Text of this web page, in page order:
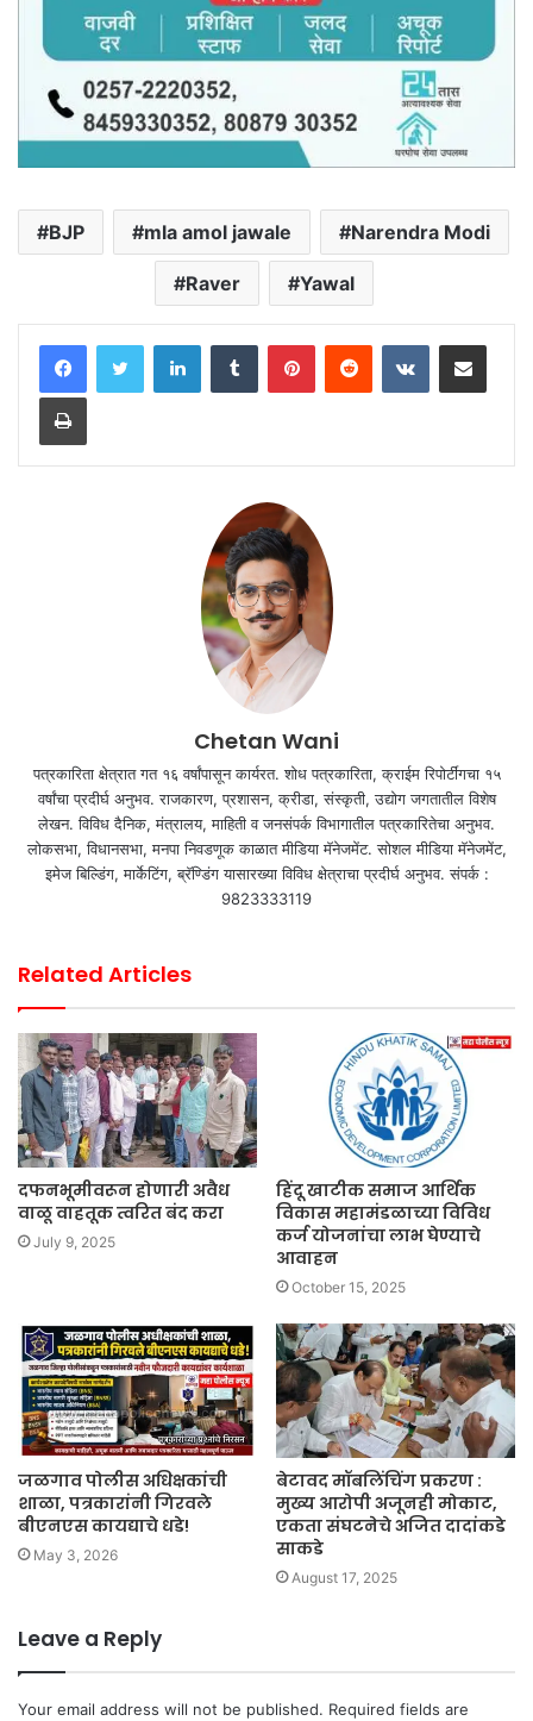
BJP mla amol jawale Narendra Modi
Raver Yawal
LinkedInTumblr PinterestReddit VKontakteShare via Email
Print
Chetan Wani
पत्रकारिता क्षेत्रात गत १६ वर्षांपासून कार्यरत. शोध पत्रकारिता, क्राईम रिपोर्टींगचा १५
वर्षांचा प्रदीर्घ अनुभव. राजकारण, प्रशासन, क्रीडा, संस्कृती, उद्योग जगतातील विशेष
लेखन. विविध दैनिक, मंत्रालय, माहिती व जनसंपर्क विभागातील पत्रकारितेचा अनुभव.
लोकसभा, विधानसभा, मनपा निवडणूक काळात मीडिया मॅनेजमेंट. सोशल मीडिया मॅनेजमेंट,
इमेज बिल्डिंग, मार्केटिंग, ब्रॅण्डिंग यासारख्या विविध क्षेत्राचा प्रदीर्घ अनुभव. संपर्क :
9823333119
Related Articles
दफनभूमीवरून होणारी अवैध
वाळू वाहतूक त्वरित बंद करा
July 9, 2025
हिंदू खाटीक समाज आर्थिक
विकास महामंडळाच्या विविध
कर्ज योजनांचा लाभ घेण्याचे
आवाहन
October 15, 2025
जळगाव पोलीस अधिक्षकांची
शाळा, पत्रकारांनी गिरवले
बीएनएस कायद्याचे धडे!
May 3, 2026
बेटावद मॉबलिंचिंग प्रकरण :
मुख्य आरोपी अजूनही मोकाट,
एकता संघटनेचे अजित दादांकडे
साकडे
August 17, 2025
Leave a Reply
Your email address will not be published. Required fields are